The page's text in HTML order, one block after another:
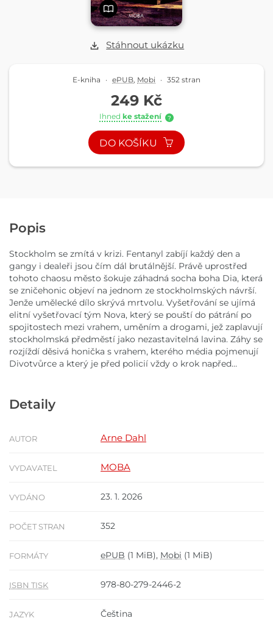
Stáhnout ukázku
E-kniha · ePUB Mobi · 352 stran
249 Kč
Ihned ke stažení ?
DO KOŠÍKU
Popis
Stockholm se zmítá v krizi. Fentanyl zabíjí každý den a
gangy i dealeři jsou čím dál brutálnější. Právě uprostřed
tohoto chaosu město šokuje záhadná socha boha Dia, která
se zničehonic objeví na jednom ze stockholmských návrší.
Jenže umělecké dílo skrývá mrtvolu. Vyšetřování se ujímá
elitní vyšetřovací tým Nova, který se pouští do pátrání po
spojitostech mezi vrahem, uměním a drogami, jež zaplavují
stockholmská předměstí jako nezastavitelná lavina. Záhy se
rozjíždí děsivá honička s vrahem, kterého média pojmenují
Divotvůrce a který je před policií vždy o krok napřed…
Detaily
AUTOR Arne Dahl
VYDAVATEL MOBA
VYDÁNO 23. 1. 2026
POČET STRAN 352
FORMÁTY ePUB (1 MiB), Mobi (1 MiB)
ISBN TISK 978-80-279-2446-2
JAZYK Čeština